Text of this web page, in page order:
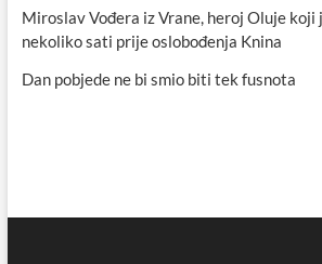
Miroslav Vođera iz Vrane, heroj Oluje koji
nekoliko sati prije oslobođenja Knina
Dan pobjede ne bi smio biti tek fusnota